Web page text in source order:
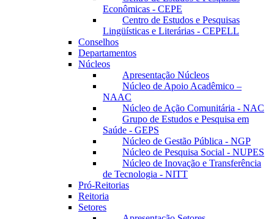
Econômicas - CEPE
Centro de Estudos e Pesquisas
Lingüísticas e Literárias - CEPELL
Conselhos
Departamentos
Núcleos
Apresentação Núcleos
Núcleo de Apoio Acadêmico –
NAAC
Núcleo de Ação Comunitária - NAC
Grupo de Estudos e Pesquisa em
Saúde - GEPS
Núcleo de Gestão Pública - NGP
Núcleo de Pesquisa Social - NUPES
Núcleo de Inovação e Transferência
de Tecnologia - NITT
Pró-Reitorias
Reitoria
Setores